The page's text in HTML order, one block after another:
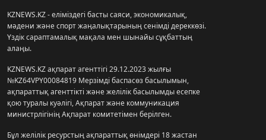
KZNEWS.KZ - еліміздегі басты саяси, экономикалық,
мәдени және спорт жаңалықтарының сенімді дереккөзі.
Үздік сараптамалық мақала мен шынайы сұқбаттың
алаңы.
KZNEWS.KZ ақпарат агенттігі 29.12.2023 жылғы
№KZ64VPY00084819 Мерзімді баспасөз басылымын,
ақпараттық агенттікті және желілік басылымды есепке
қою туралы куәлігі, Ақпарат және коммуникация
министрлігінің Ақпарат комитетімен берілген.
Бұл желілік ресурстың ақпараттық өнімдері 18 жастан